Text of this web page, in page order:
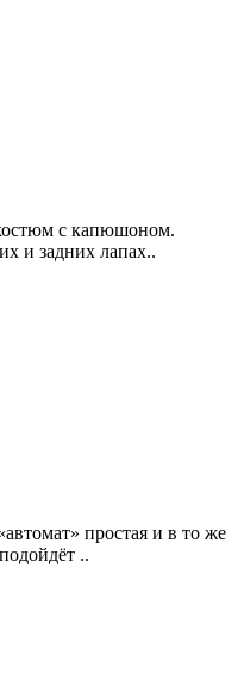
с капюшоном.
и задних лапах..
простая и в то же
..